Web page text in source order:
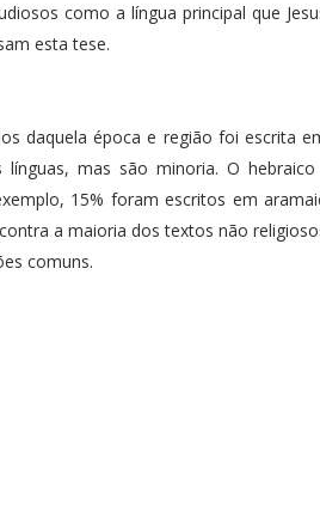
como a língua principal que
esta tese.
daquela época e região foi escrita
mas são minoria. O
15% foram escritos em
a maioria dos textos não
comuns.